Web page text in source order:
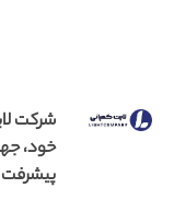
شرکت
خود،